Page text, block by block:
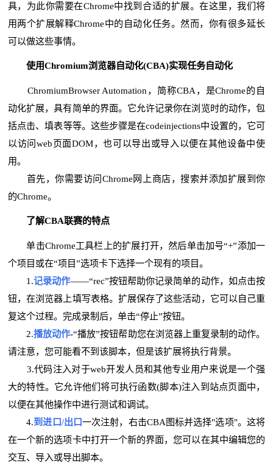
具，为此你需要在Chrome中找到合适的扩展。在这里，我们将
用两个扩展解释Chrome中的自动化任务。然而，你有很多延长
可以做这些事情。
使用Chromium浏览器自动化(CBA)实现任务自动化
ChromiumBrowser Automation，简称CBA，是Chrome的自
动化扩展，具有简单的界面。它允许记录你在浏览时的动作，包
括点击、填表等等。这些步骤是在codeinjections中设置的，它可
以访问web页面DOM，也可以导出或导入以便在其他设备中使
用。
首先，你需要访问Chrome网上商店，搜索并添加扩展到你
的Chrome。
了解CBA联赛的特点
单击Chrome工具栏上的扩展打开，然后单击加号“+”添加一
个项目或在“项目”选项卡下选择一个现有的项目。
1.记录动作——“rec”按钮帮助你记录简单的动作，如点击按
钮，在浏览器上填写表格。扩展保存了这些活动，它可以自己重
复这个过程。完成录制后，单击“停止”按钮。
2.播放动作-“播放”按钮帮助您在浏览器上重复录制的动作。
请注意，您可能看不到该脚本，但是该扩展将执行背景。
3.代码注入对于web开发人员和其他专业用户来说是一个强
大的特性。它允许他们将可执行函数(脚本)注入到站点页面中，
以便在其他操作中进行测试和调试。
4.到进口/出口一次注射，右击CBA图标并选择"选项"。这将
在一个新的选项卡中打开一个新的界面，您可以在其中编辑您的
交互、导入或导出脚本。